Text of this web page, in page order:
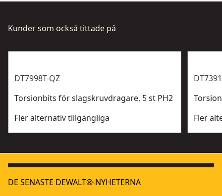
Kunder som också tittade på
DT7998T-QZ
Torsionbits för slagskruvdragare, 5 st PH2
Fler alternativ tillgängliga
Fler
DE SENASTE DEWALT®-NYHETERNA